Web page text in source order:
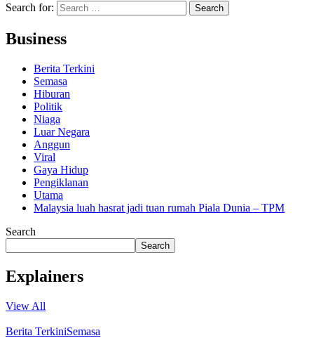
Search for:
Business
Berita Terkini
Semasa
Hiburan
Politik
Niaga
Luar Negara
Anggun
Viral
Gaya Hidup
Pengiklanan
Utama
Malaysia luah hasrat jadi tuan rumah Piala Dunia – TPM
Search
Search
Explainers
View All
Berita TerkiniSemasa